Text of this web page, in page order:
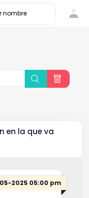
en la que va
2025 05:00 pm